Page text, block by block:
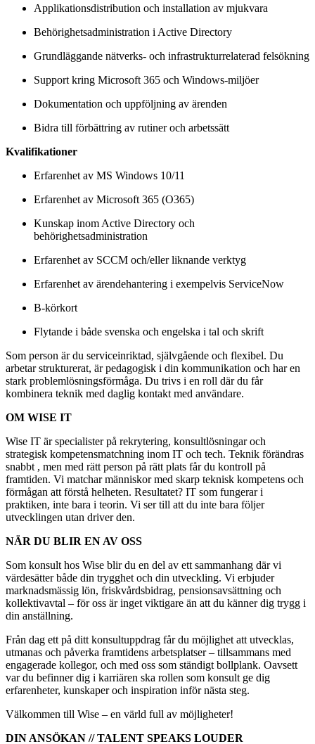
Applikationsdistribution och installation av mjukvara
Behörighetsadministration i Active Directory
Grundläggande nätverks- och infrastrukturrelaterad felsökning
Support kring Microsoft 365 och Windows-miljöer
Dokumentation och uppföljning av ärenden
Bidra till förbättring av rutiner och arbetssätt
Kvalifikationer
Erfarenhet av MS Windows 10/11
Erfarenhet av Microsoft 365 (O365)
Kunskap inom Active Directory och
behörighetsadministration
Erfarenhet av SCCM och/eller liknande verktyg
Erfarenhet av ärendehantering i exempelvis ServiceNow
B-körkort
Flytande i både svenska och engelska i tal och skrift
Som person är du serviceinriktad, självgående och flexibel. Du
arbetar strukturerat, är pedagogisk i din kommunikation och har en
stark problemlösningsförmåga. Du trivs i en roll där du får
kombinera teknik med daglig kontakt med användare.
OM WISE IT
Wise IT är specialister på rekrytering, konsultlösningar och
strategisk kompetensmatchning inom IT och tech. Teknik förändras
snabbt , men med rätt person på rätt plats får du kontroll på
framtiden. Vi matchar människor med skarp teknisk kompetens och
förmågan att förstå helheten. Resultatet? IT som fungerar i
praktiken, inte bara i teorin. Vi ser till att du inte bara följer
utvecklingen utan driver den.
NÄR DU BLIR EN AV OSS
Som konsult hos Wise blir du en del av ett sammanhang där vi
värdesätter både din trygghet och din utveckling. Vi erbjuder
marknadsmässig lön, friskvårdsbidrag, pensionsavsättning och
kollektivavtal – för oss är inget viktigare än att du känner dig trygg i
din anställning.
Från dag ett på ditt konsultuppdrag får du möjlighet att utvecklas,
utmanas och påverka framtidens arbetsplatser – tillsammans med
engagerade kollegor, och med oss som ständigt bollplank. Oavsett
var du befinner dig i karriären ska rollen som konsult ge dig
erfarenheter, kunskaper och inspiration inför nästa steg.
Välkommen till Wise – en värld full av möjligheter!
DIN ANSÖKAN // TALENT SPEAKS LOUDER